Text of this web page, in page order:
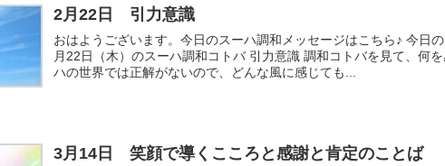
2月22日 引力意識
おはようございます。今日のスーハ調和メッセージはこちら♪ 今日のスーハ調和コトバ 2
月22日（木）のスーハ調和コトバ 引力意識 調和コトバを見て、何を感じますか？スー
ハの世界では正解がないので、どんな風に感じても...
3月14日 笑顔で導くこころと感謝と肯定のことば